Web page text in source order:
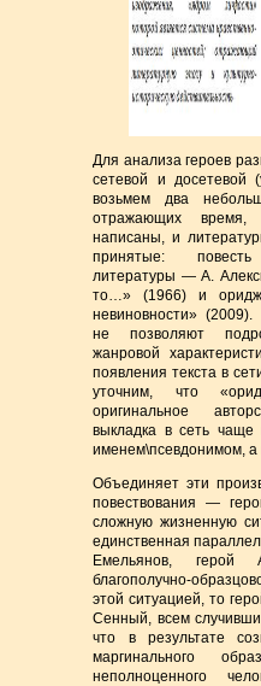
Для анализа героев
сетевой и
возьмем два
отражающих
написаны, и
принятые:
литературы — А.
то…» (1966) и оридж
невиновности»
не позволяют
жанровой
появления текста в
уточним, что
оригинальное
выкладка в сеть чаще
именем\псевдонимом, а
Объединяет эти
повествования —
сложную жизненную
единственная
Емельянов, герой
благополучно-
этой ситуацией, то
Сенный, всем
что в результате
маргинального
неполноценного